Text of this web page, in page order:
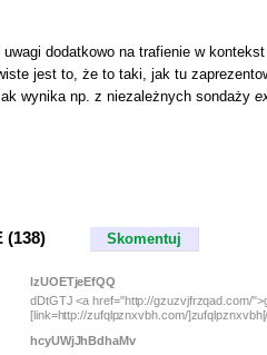
dodatkowo na trafienie w
jest to, że to taki, jak tu
wynika np. z niezależnych sondaży
(138) Skomentuj
lzUOETjeEfQQ
dDtGTJ <a href="http://gzuzvjfrzqad.com/
[link=http://zufqlpznxvbh.com/
hcyUWjJhBdhaMv